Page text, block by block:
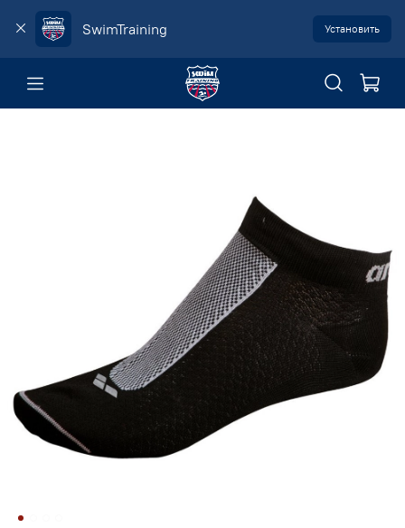
SwimTraining Установить